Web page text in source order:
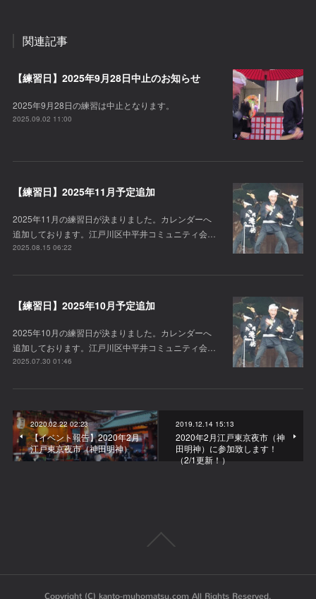
関連記事
【練習日】2025年9月28日中止のお知らせ
2025年9月28日の練習は中止となります。
2025.09.02 11:00
【練習日】2025年11月予定追加
2025年11月の練習日が決まりました。カレンダーへ
追加しております。江戸川区中平井コミュニティ会…
2025.08.15 06:22
【練習日】2025年10月予定追加
2025年10月の練習日が決まりました。カレンダーへ
追加しております。江戸川区中平井コミュニティ会…
2025.07.30 01:46
2020.02.22 02:23
【イベント報告】2020年2月
江戸東京夜市（神田明神）
2019.12.14 15:13
2020年2月江戸東京夜市（神
田明神）に参加致します！
（2/1更新！）
Copyright (C) kanto-muhomatsu.com All Rights Reserved.